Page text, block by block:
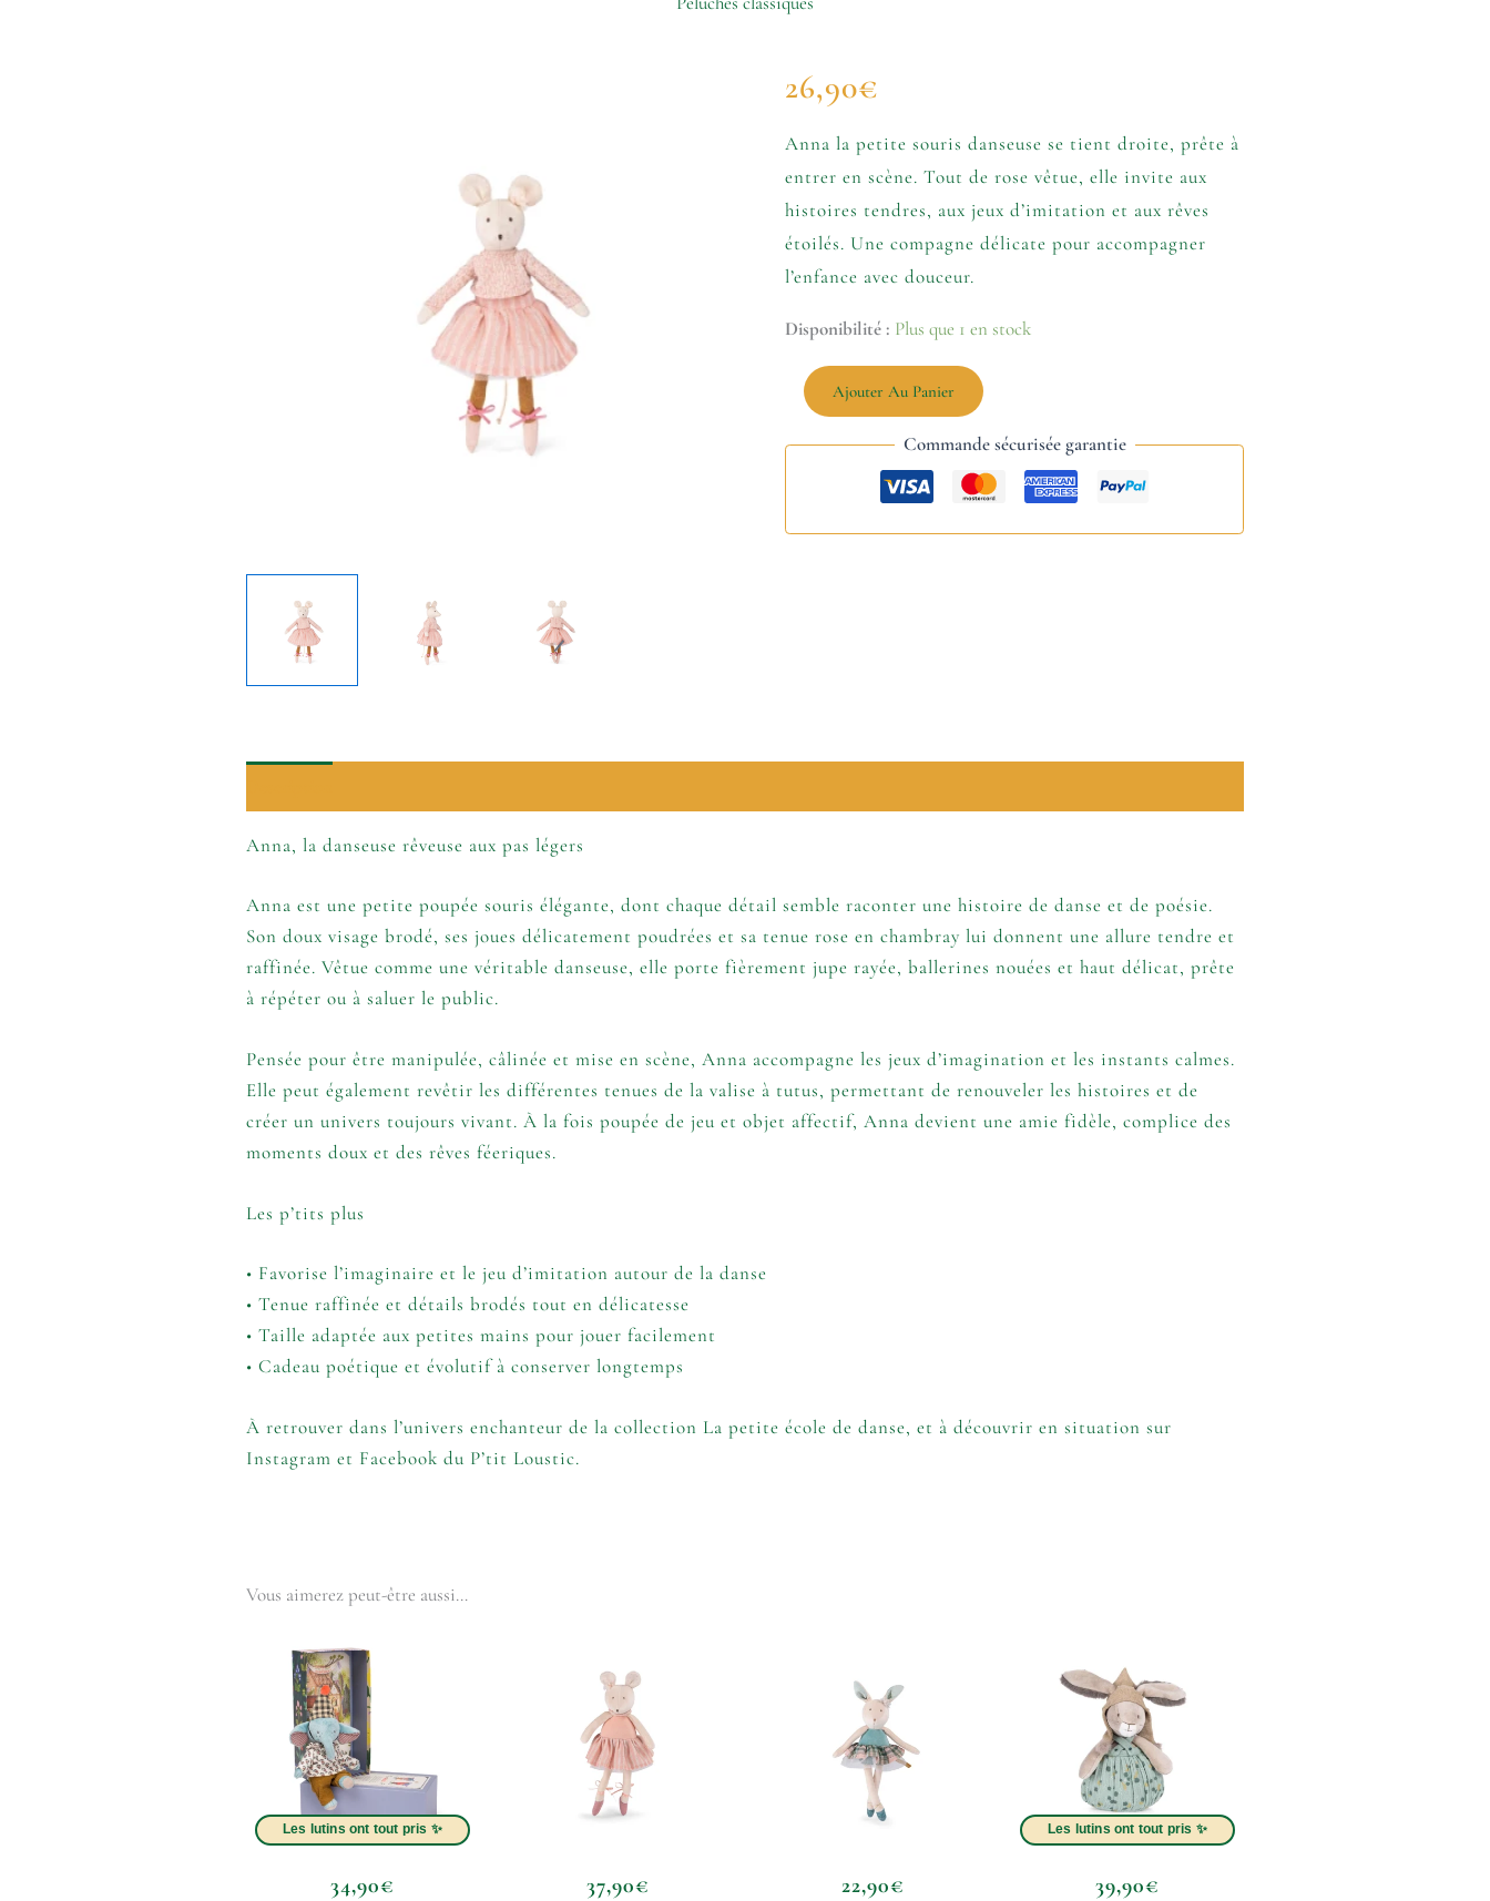
26,90€
Anna la petite souris danseuse se tient droite, prête à
entrer en scène. Tout de rose vêtue, elle invite aux
histoires tendres, aux jeux d’imitation et aux rêves
étoilés. Une compagne délicate pour accompagner
l’enfance avec douceur.
Disponibilité : Plus que 1 en stock
de
Poupée
Anna
-
La
petite
école
de
danse
Ajouter Au Panier
Commande sécurisée garantie
Anna, la danseuse rêveuse aux pas légers
Anna est une petite poupée souris élégante, dont chaque détail semble raconter une histoire de danse et de poésie.
Son doux visage brodé, ses joues délicatement poudrées et sa tenue rose en chambray lui donnent une allure tendre et
raffinée. Vêtue comme une véritable danseuse, elle porte fièrement jupe rayée, ballerines nouées et haut délicat, prête
à répéter ou à saluer le public.
Pensée pour être manipulée, câlinée et mise en scène, Anna accompagne les jeux d’imagination et les instants calmes.
Elle peut également revêtir les différentes tenues de la valise à tutus, permettant de renouveler les histoires et de
créer un univers toujours vivant. À la fois poupée de jeu et objet affectif, Anna devient une amie fidèle, complice des
moments doux et des rêves féeriques.
Les p’tits plus
• Favorise l’imaginaire et le jeu d’imitation autour de la danse
• Tenue raffinée et détails brodés tout en délicatesse
• Taille adaptée aux petites mains pour jouer facilement
• Cadeau poétique et évolutif à conserver longtemps
À retrouver dans l’univers enchanteur de la collection La petite école de danse, et à découvrir en situation sur
Instagram et Facebook du P’tit Loustic.
Vous aimerez peut-être aussi…
34,90€ 37,90€ 22,90€ 39,90€